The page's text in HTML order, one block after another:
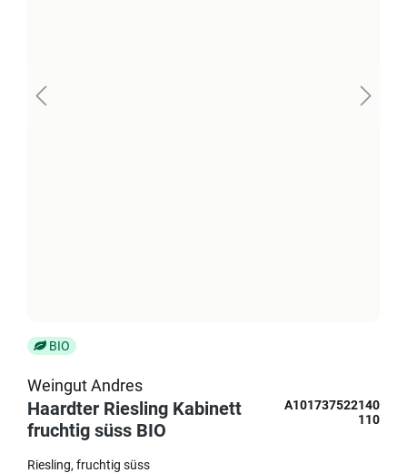
BIO
Weingut Andres
Haardter Riesling Kabinett
fruchtig süss BIO
A101737522140
110
Riesling fruchtig süss